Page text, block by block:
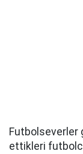
Futbolseverler
ettikleri